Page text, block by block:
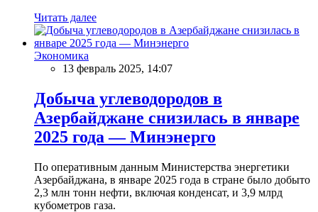
Читать далее
Экономика
13 февраль 2025, 14:07
Добыча углеводородов в
Азербайджане снизилась в январе
2025 года — Минэнерго
По оперативным данным Министерства энергетики
Азербайджана, в январе 2025 года в стране было добыто
2,3 млн тонн нефти, включая конденсат, и 3,9 млрд
кубометров газа.